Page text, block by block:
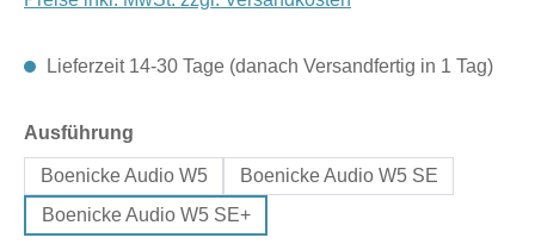
Lieferzeit 14-30 Tage (danach Versandfertig in 1 Tag)
Ausführung
Boenicke Audio W5
Boenicke Audio W5 SE
Boenicke Audio W5 SE+